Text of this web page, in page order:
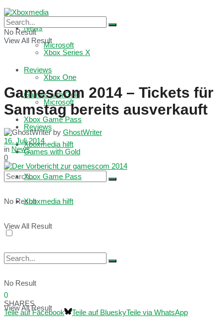
Microsoft
Reviews
Games with Gold
Xbox Game Pass
Xboxmedia hilft
No Result
View All Result
News
Xbox Series X
Xbox One
Microsoft
Reviews
Games with Gold
Xbox Game Pass
Xboxmedia hilft
No Result
View All Result
No Result
View All Result
Gamescom 2014 – Tickets für
Samstag bereits ausverkauft
by GhostWriter
16. Juli 2014
in News
0
0
SHARES
Teile auf Facebook
Teile auf BlueskyTeile via WhatsApp